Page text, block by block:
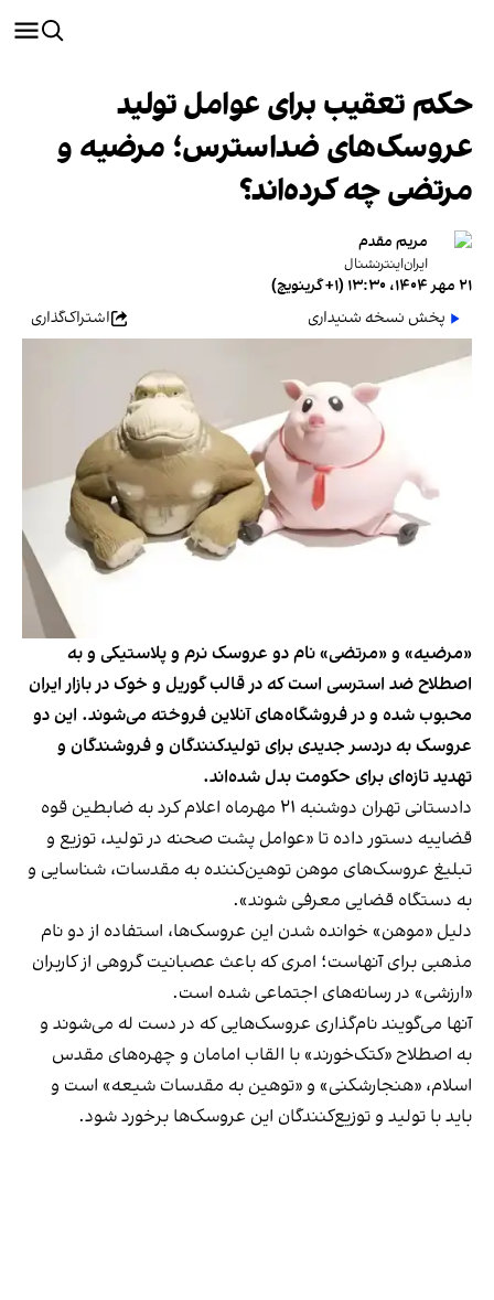
حکم تعقیب برای عوامل تولید
عروسک‌های ضداسترس؛ مرضیه و
مرتضی چه کرده‌اند؟
مریم مقدم
ایران‌اینترنشنال
۲۱ مهر ۱۴۰۴، ۱۳:۳۰ (‎+۱ گرینویچ)
پخش نسخه شنیداری
اشتراک‌گذاری
«مرضیه» و «مرتضی» نام دو عروسک نرم و پلاستیکی و به
اصطلاح ضد استرسی است که در قالب گوریل و خوک در بازار ایران
محبوب شده و در فروشگاه‌های آنلاین فروخته می‌شوند. این دو
عروسک به دردسر جدیدی برای تولیدکنندگان و فروشندگان و
تهدید تازه‌ای برای حکومت بدل شده‌اند.
دادستانی تهران دوشنبه ۲۱ مهرماه اعلام کرد به ضابطین قوه
قضاییه دستور داده تا «عوامل پشت صحنه در تولید، توزیع و
تبلیغ عروسک‌های موهن توهین‌کننده به مقدسات، شناسایی و
به دستگاه قضایی معرفی شوند».
دلیل «موهن» خوانده شدن این عروسک‌ها، استفاده از دو نام
مذهبی برای آنهاست؛ امری که باعث عصبانیت گروهی از کاربران
«ارزشی» در رسانه‌های اجتماعی شده است.
آنها می‌گویند نام‌گذاری عروسک‌هایی که در دست له می‌شوند و
به اصطلاح «کتک‌خورند» با القاب امامان و چهره‌های مقدس
اسلام، «هنجارشکنی» و «توهین به مقدسات شیعه» است و
باید با تولید و توزیع‌کنندگان این عروسک‌ها برخورد شود.